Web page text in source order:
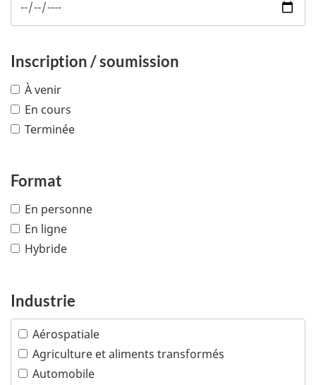
Inscription / soumission
À venir
En cours
Terminée
Format
En personne
En ligne
Hybride
Industrie
Aérospatiale
Agriculture et aliments transformés
Automobile